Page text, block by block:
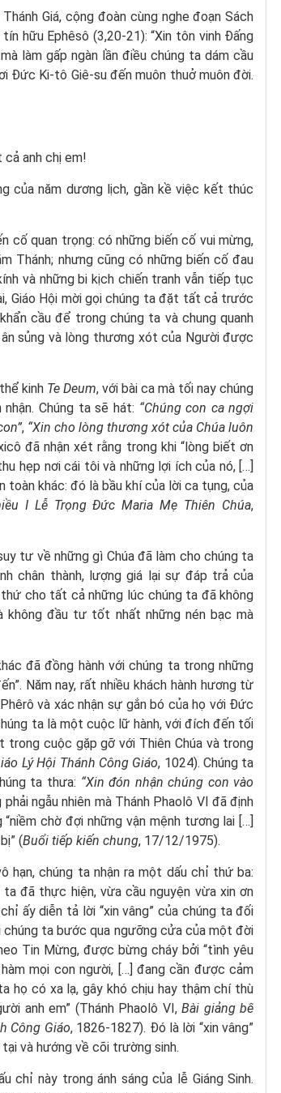
Giá, cộng đoàn cùng nghe đoạn Sách
hữu Ephêsô (3,20-21): “Xin tôn vinh Đấng
làm gấp ngàn lần điều chúng ta dám cầu
Đức Ki-tô Giê-su đến muôn thuở muôn đời.
cả anh chị em!
của năm dương lịch, gần kề việc kết thúc
cố quan trọng: có những biến cố vui mừng,
Thánh; nhưng cũng có những biến cố đau
và những bi kịch chiến tranh vẫn tiếp tục
Giáo Hội mời gọi chúng ta đặt tất cả trước
cầu để trong chúng ta và chung quanh
sủng và lòng thương xót của Người được
kinh Te Deum, với bài ca mà tối nay chúng
Chúng ta sẽ hát: “Chúng con ca ngợi
, “Xin cho lòng thương xót của Chúa luôn
đã nhận xét rằng trong khi “lòng biết ơn
hẹp nơi cái tôi và những lợi ích của nó, […]
khác: đó là bầu khí của lời ca tụng, của
I Lễ Trọng Đức Maria Mẹ Thiên Chúa,
tư về những gì Chúa đã làm cho chúng ta
chân thành, lượng giá lại sự đáp trả của
cho tất cả những lúc chúng ta đã không
không đầu tư tốt nhất những nén bạc mà
đã đồng hành với chúng ta trong những
Năm nay, rất nhiều khách hành hương từ
và xác nhận sự gắn bó của họ với Đức
ta là một cuộc lữ hành, với đích đến tối
cuộc gặp gỡ với Thiên Chúa và trong
Lý Hội Thánh Công Giáo, 1024). Chúng ta
ta thưa: “Xin đón nhận chúng con vào
phải ngẫu nhiên mà Thánh Phaolô VI đã định
chờ đợi những vận mệnh tương lai […]
(Buổi tiếp kiến chung, 17/12/1975).
hạn, chúng ta nhận ra một dấu chỉ thứ ba:
đã thực hiện, vừa cầu nguyện vừa xin ơn
ấy diễn tả lời “xin vâng” của chúng ta đối
ta bước qua ngưỡng cửa của một đời
Tin Mừng, được bừng cháy bởi “tình yêu
mọi con người, […] đang cần được cảm
họ có xa lạ, gây khó chịu hay thậm chí thù
anh em” (Thánh Phaolô VI,Bài giảng bế
Công Giáo, 1826-1827). Đó là lời “xin vâng”
và hướng về cõi trường sinh.
chỉ này trong ánh sáng của lễ Giáng Sinh.